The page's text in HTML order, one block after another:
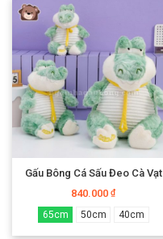
Gấu Bông Cá Sấu Đeo Cà Vạt
840.000₫
65cm 50cm 40cm